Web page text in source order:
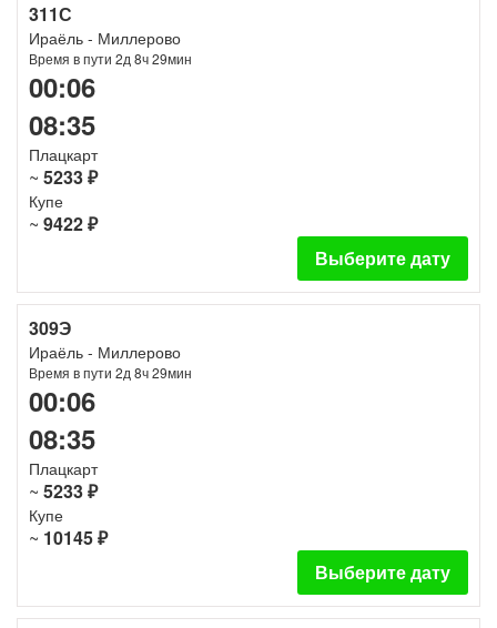
311С
Ираёль - Миллерово
Время в пути 2д 8ч 29мин
00:06
08:35
Плацкарт
~ 5233 ₽
Купе
~ 9422 ₽
Выберите дату
309Э
Ираёль - Миллерово
Время в пути 2д 8ч 29мин
00:06
08:35
Плацкарт
~ 5233 ₽
Купе
~ 10145 ₽
Выберите дату